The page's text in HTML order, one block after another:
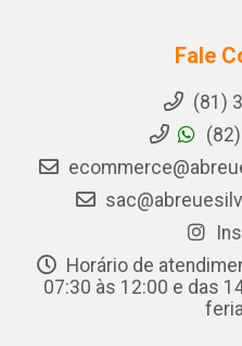
Fale
(81)
Horário de
07:30 às 12:00 e das